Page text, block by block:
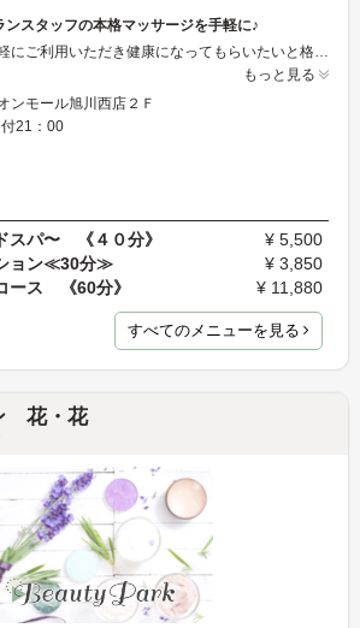
スタッフの本格マッサージを手軽に♪
たくさんのお客様に気軽にご利用いただき健康になってもらいたいと格安でマッサージを行っております☆こんなに安くて大丈夫？って思うかもしれませんが、経験と知識のあるスタッフが責任を持って施術をいたします。笑顔と気持ちいいマッサージのおもてなしで満足していただけるように努めてまいります。お買い物帰りなどお気軽にお立ち寄りください♪
もっと見る
ンモール旭川西店２Ｆ
21：00
スパ〜 《４０分》
¥ 5,500
ョン≪30分≫
¥ 3,850
ース 《60分》
¥ 11,880
すべてのメニューを見る
花・花